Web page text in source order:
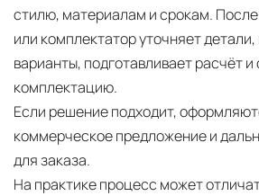
стилю, материалам и срокам.
или комплектатор уточняет
варианты, подготавливает расчёт
комплектацию.
Если решение подходит,
коммерческое предложение и
для заказа.
На практике процесс может